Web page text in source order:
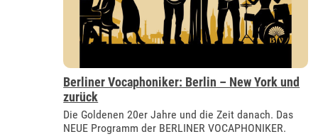
Berliner Vocaphoniker: Berlin – New York und
zurück
Die Goldenen 20er Jahre und die Zeit danach. Das
NEUE Programm der BERLINER VOCAPHONIKER.